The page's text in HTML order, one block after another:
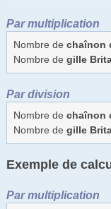
Par multiplication
Nombre de chaînon
Nombre de gille
Par division
Nombre de chaînon
Nombre de gille
Exemple de
Par multiplication